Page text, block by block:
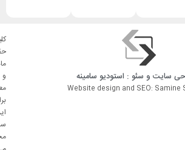
سایت و سئو : استودیو سامینه
Website design and SEO: Samine
و